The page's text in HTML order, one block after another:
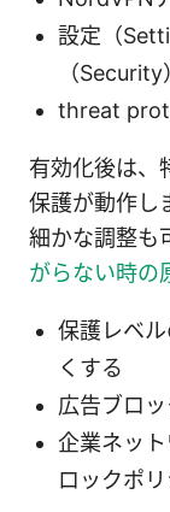
設定（
（
threat
有効化後は、
保護が動作し
細かな調整も
がらない時の
保護レベ
くする
広告ブロ
企業ネッ
ロックポ